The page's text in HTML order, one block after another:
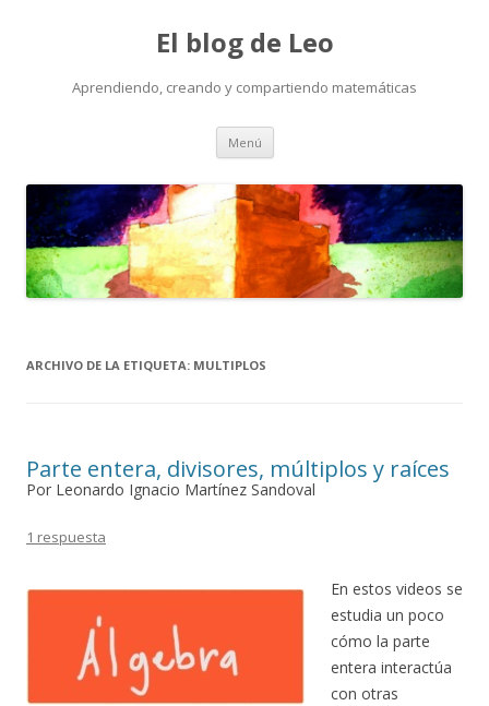
El blog de Leo
Aprendiendo, creando y compartiendo matemáticas
Menú Saltar
contenido
ARCHIVO DE LA ETIQUETA: MULTIPLOS
Parte entera, divisores, múltiplos y raíces
Por Leonardo Ignacio Martínez Sandoval
1 respuesta
En estos videos se
estudia un poco
cómo la parte
entera interactúa
con otras